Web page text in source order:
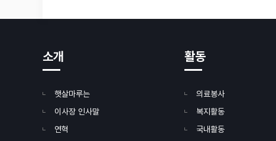
소개
햇살마루는
이사장 인사말
연혁
활동
의료봉사
복지활동
국내활동